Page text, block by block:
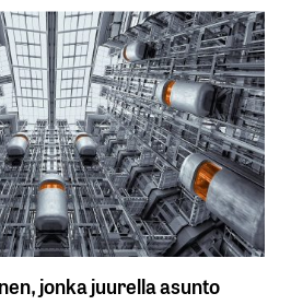
jonka juurella asunto